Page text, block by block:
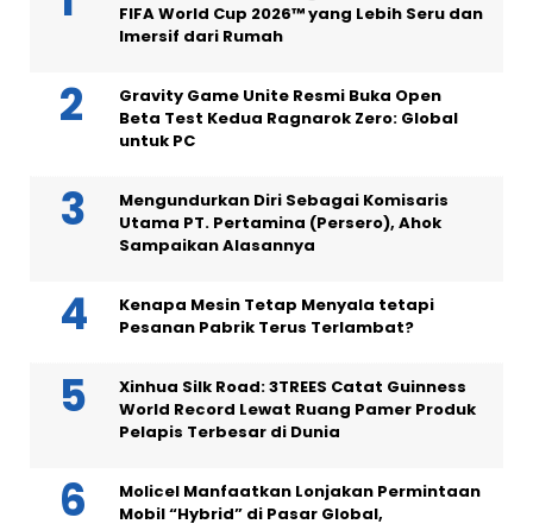
FIFA World Cup 2026™ yang Lebih Seru dan
Imersif dari Rumah
Gravity Game Unite Resmi Buka Open
Beta Test Kedua Ragnarok Zero: Global
untuk PC
Mengundurkan Diri Sebagai Komisaris
Utama PT. Pertamina (Persero), Ahok
Sampaikan Alasannya
Kenapa Mesin Tetap Menyala tetapi
Pesanan Pabrik Terus Terlambat?
Xinhua Silk Road: 3TREES Catat Guinness
World Record Lewat Ruang Pamer Produk
Pelapis Terbesar di Dunia
Molicel Manfaatkan Lonjakan Permintaan
Mobil “Hybrid” di Pasar Global,